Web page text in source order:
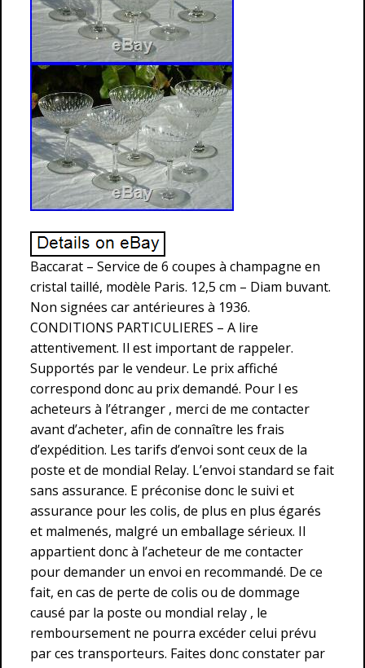
Baccarat – Service de 6 coupes à champagne en
cristal taillé, modèle Paris. 12,5 cm – Diam buvant.
Non signées car antérieures à 1936.
CONDITIONS PARTICULIERES – A lire
attentivement. Il est important de rappeler.
Supportés par le vendeur. Le prix affiché
correspond donc au prix demandé. Pour l es
acheteurs à l’étranger , merci de me contacter
avant d’acheter, afin de connaître les frais
d’expédition. Les tarifs d’envoi sont ceux de la
poste et de mondial Relay. L’envoi standard se fait
sans assurance. E préconise donc le suivi et
assurance pour les colis, de plus en plus égarés
et malmenés, malgré un emballage sérieux. Il
appartient donc à l’acheteur de me contacter
pour demander un envoi en recommandé. De ce
fait, en cas de perte de colis ou de dommage
causé par la poste ou mondial relay , le
remboursement ne pourra excéder celui prévu
par ces transporteurs. Faites donc constater par